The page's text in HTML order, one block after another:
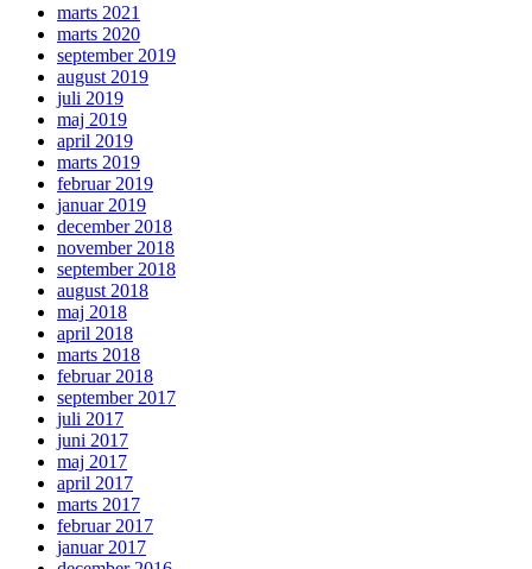
marts 2021
marts 2020
september 2019
august 2019
juli 2019
maj 2019
april 2019
marts 2019
februar 2019
januar 2019
december 2018
november 2018
september 2018
august 2018
maj 2018
april 2018
marts 2018
februar 2018
september 2017
juli 2017
juni 2017
maj 2017
april 2017
marts 2017
februar 2017
januar 2017